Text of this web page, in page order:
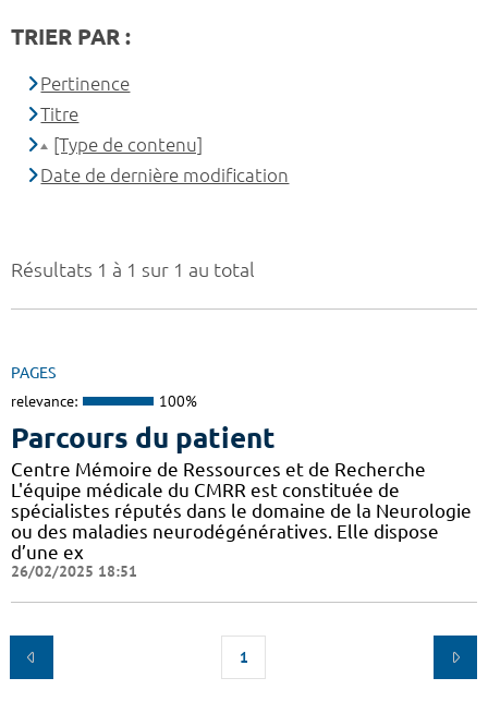
Résultats 1 à 1 sur 1 au total
PAGES
relevance: 100%
Parcours du patient
Centre Mémoire de Ressources et de Recherche
L'équipe médicale du CMRR est constituée de
spécialistes réputés dans le domaine de la Neurologie
ou des maladies neurodégénératives. Elle dispose
d’une ex
26/02/2025 18:51
1
TRIER PAR :
Pertinence
Titre
[Type de contenu]
Date de dernière modification